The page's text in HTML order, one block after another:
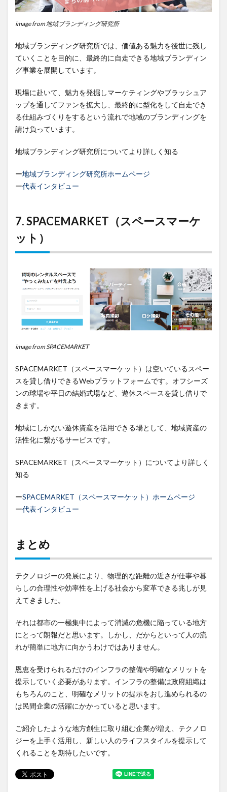
image from 地域ブランディング研究所
地域ブランディング研究所では、価値ある魅力を後世に残し
ていくことを目的に、最終的に自走できる地域ブランディン
グ事業を展開しています。
現場に赴いて、魅力を発掘しマーケティングやブラッシュア
ップを通してファンを拡大し、最終的に型化をして自走でき
る仕組みづくりをするという流れで地域のブランディングを
請け負っています。
地域ブランディング研究所についてより詳しく知る
ー地域ブランディング研究所ホームページ
ー代表インタビュー
7. SPACEMARKET（スペースマーケ
ット）
image from SPACEMARKET
SPACEMARKET（スペースマーケット）は空いているスペー
スを貸し借りできるWebプラットフォームです。オフシーズ
ンの球場や平日の結婚式場など、遊休スペースを貸し借りで
きます。
地域にしかない遊休資産を活用できる場として、地域資産の
活性化に繋がるサービスです。
SPACEMARKET（スペースマーケット）についてより詳しく
知る
ーSPACEMARKET（スペースマーケット）ホームページ
ー代表インタビュー
まとめ
テクノロジーの発展により、物理的な距離の近さが仕事や暮
らしの合理性や効率性を上げる社会から変革できる兆しが見
えてきました。
それは都市の一極集中によって消滅の危機に陥っている地方
にとって朗報だと思います。しかし、だからといって人の流
れが簡単に地方に向かうわけではありません。
恩恵を受けられるだけのインフラの整備や明確なメリットを
提示していく必要があります。インフラの整備は政府組織は
もちろんのこと、明確なメリットの提示をおし進められるの
は民間企業の活躍にかかっていると思います。
ご紹介したような地方創生に取り組む企業が増え、テクノロ
ジーを上手く活用し、新しい人のライフスタイルを提示して
くれることを期待したいです。